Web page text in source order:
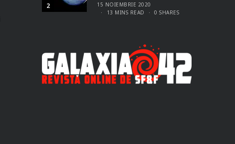
2
15 NOIEMBRIE 2020
13 MINS READ
0 SHARES